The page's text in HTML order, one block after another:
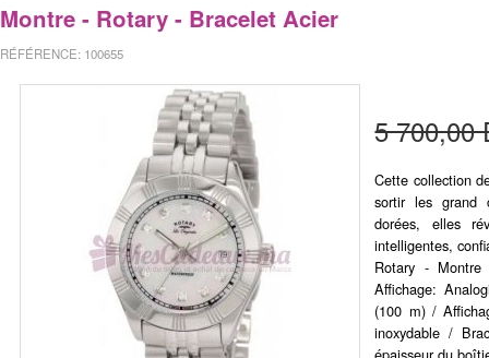
Montre - Rotary - Bracelet Acier
RÉFÉRENCE: 100655
5 700,00
Cette collection
sortir les grand
dorées, elles
intelligentes,
Rotary -
Affichage:
(100 m) /
inoxydable /